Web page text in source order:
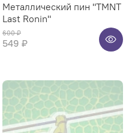
Металлический пин "TMNT
Last Ronin"
600 ₽
549 ₽